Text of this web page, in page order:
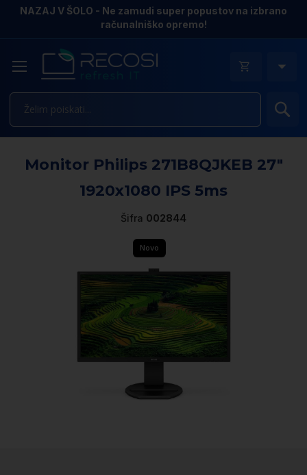
NAZAJ V ŠOLO - Ne zamudi super popustov na izbrano
računalniško opremo!
Monitor Philips 271B8QJKEB 27″
1920x1080 IPS 5ms
Šifra 002844
Novo